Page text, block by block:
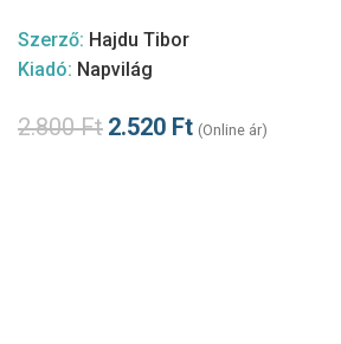
Szerző: Hajdu Tibor
Kiadó: Napvilág
2.800Ft 2.520 Ft (Online ár)